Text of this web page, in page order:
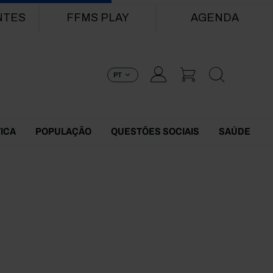
FFMS PLAY AGENDA
PT
POPULAÇÃO QUESTÕES SOCIAIS SAÚDE